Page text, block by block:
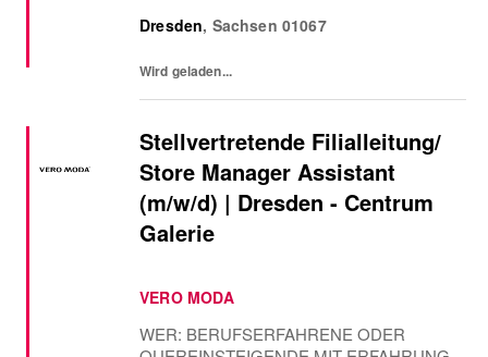
Kundinnen.Werde Teil unseres Street One
Dresden, Sachsen 01067
Wird geladen...
Stellvertretende Filialleitung/
Store Manager Assistant
(m/w/d) | Dresden - Centrum
Galerie
VERO MODA
WER: BERUFSERFAHRENE ODER